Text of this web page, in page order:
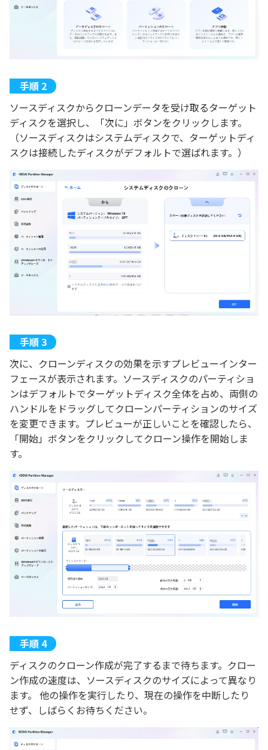
ソースディスクからクローンデータを受け取るターゲット
ディスクを選択し、「次に」ボタンをクリックします。
（ソースディスクはシステムディスクで、ターゲットディ
スクは接続したディスクがデフォルトで選ばれます。）
次に、クローンディスクの効果を示すプレビューインター
フェースが表示されます。ソースディスクのパーティショ
ンはデフォルトでターゲットディスク全体を占め、両側の
ハンドルをドラッグしてクローンパーティションのサイズ
を変更できます。プレビューが正しいことを確認したら、
「開始」ボタンをクリックしてクローン操作を開始しま
す。
ディスクのクローン作成が完了するまで待ちます。クロー
ン作成の速度は、ソースディスクのサイズによって異なり
ます。 他の操作を実行したり、現在の操作を中断したり
せず、しばらくお待ちください。